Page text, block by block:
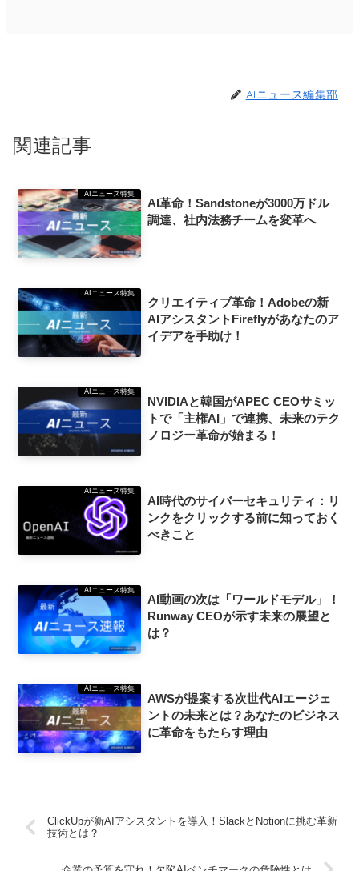
AIニュース編集部
関連記事
AIニュース特集
AI革命！Sandstoneが3000万ドル
調達、社内法務チームを変革へ
AIニュース特集
クリエイティブ革命！Adobeの新
AIアシスタントFireflyがあなたのア
イデアを手助け！
AIニュース特集
NVIDIAと韓国がAPEC CEOサミッ
トで「主権AI」で連携、未来のテク
ノロジー革命が始まる！
AIニュース特集
AI時代のサイバーセキュリティ：リ
ンクをクリックする前に知っておく
べきこと
AIニュース特集
AI動画の次は「ワールドモデル」！
Runway CEOが示す未来の展望と
は？
AIニュース特集
AWSが提案する次世代AIエージェ
ントの未来とは？あなたのビジネス
に革命をもたらす理由
ClickUpが新AIアシスタントを導入！SlackとNotionに挑む革新
技術とは？